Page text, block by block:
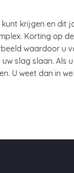
krijgen en dit
Korting op de
waardoor u
slag slaan. Als u
U weet dan in